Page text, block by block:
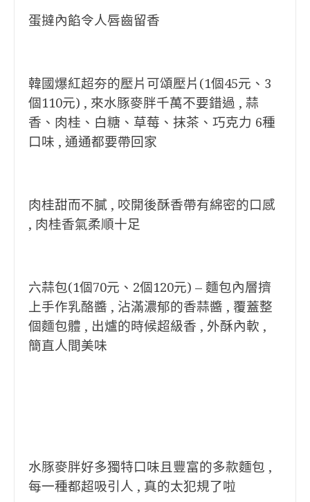
蛋撻內餡令人唇齒留香
韓國爆紅超夯的壓片可頌壓片(1個45元、3
個110元) , 來水豚麥胖千萬不要錯過 , 蒜
香、肉桂、白糖、草莓、抹茶、巧克力 6種
口味 , 通通都要帶回家
肉桂甜而不膩 , 咬開後酥香帶有綿密的口感
, 肉桂香氣柔順十足
六蒜包(1個70元、2個120元) – 麵包內層擠
上手作乳酪醬 , 沾滿濃郁的香蒜醬 , 覆蓋整
個麵包體 , 出爐的時候超級香 , 外酥內軟 ,
簡直人間美味
水豚麥胖好多獨特口味且豐富的多款麵包 ,
每一種都超吸引人 , 真的太犯規了啦